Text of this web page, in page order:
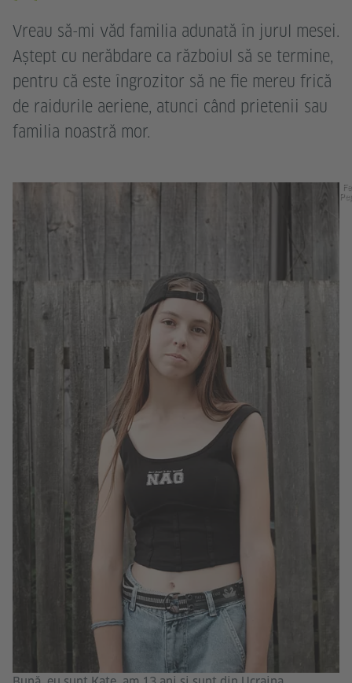
Vreau să-mi văd familia adunată în jurul mesei.
Aștept cu nerăbdare ca războiul să se termine,
pentru că este îngrozitor să ne fie mereu frică
de raidurile aeriene, atunci când prietenii sau
familia noastră mor.